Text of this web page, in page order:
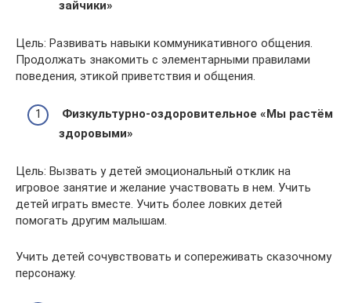
зайчики»
Цель: Развивать навыки коммуникативного общения.
Продолжать знакомить с элементарными правилами
поведения, этикой приветствия и общения.
Физкультурно-оздоровительное «Мы растём
здоровыми»
Цель: Вызвать у детей эмоциональный отклик на
игровое занятие и желание участвовать в нем. Учить
детей играть вместе. Учить более ловких детей
помогать другим малышам.
Учить детей сочувствовать и сопереживать сказочному
персонажу.